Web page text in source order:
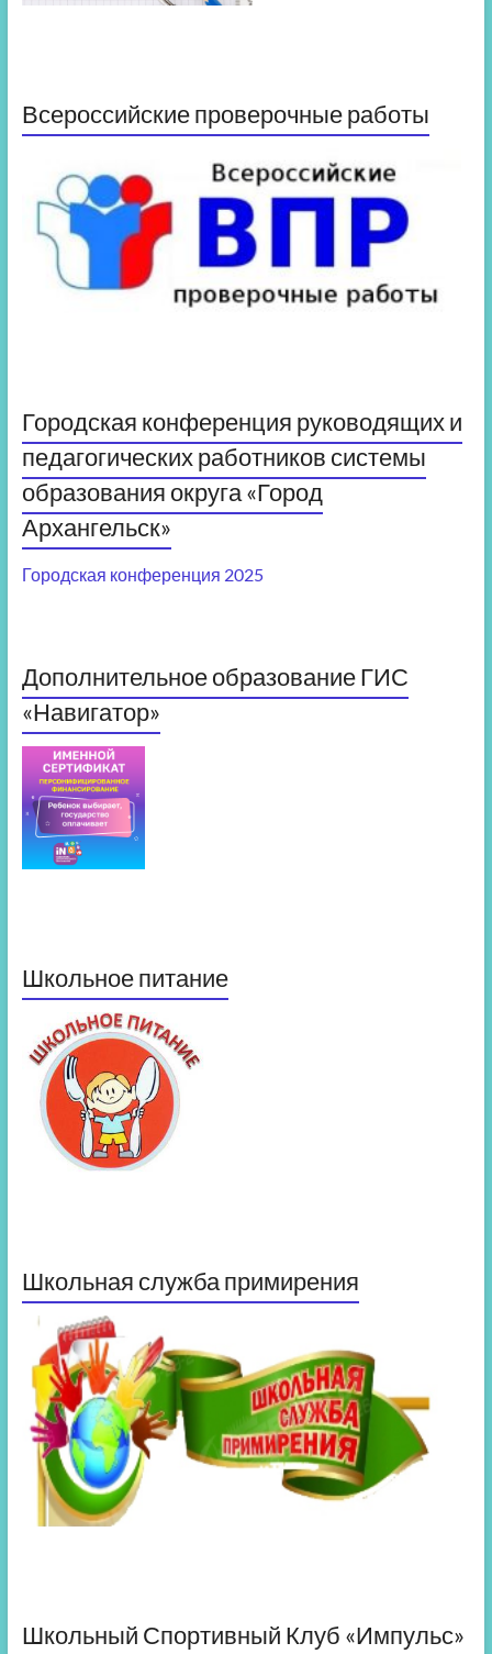
Всероссийские проверочные работы
Городская конференция руководящих и
педагогических работников системы
образования округа «Город
Архангельск»
Городская конференция 2025
Дополнительное образование ГИС
«Навигатор»
Школьное питание
Школьная служба примирения
Школьный Спортивный Клуб «Импульс»